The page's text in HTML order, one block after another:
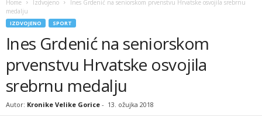
Home Izdvojeno
Ines Grdenić na seniorskom prvenstvu Hrvatske osvojila srebrnu
medalju
IZDVOJENO SPORT
Ines Grdenić na seniorskom
prvenstvu Hrvatske osvojila
srebrnu medalju
Autor: Kronike Velike Gorice - 13. ožujka 2018